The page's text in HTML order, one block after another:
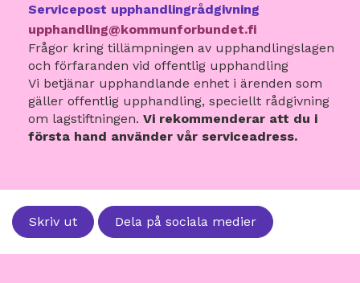
Servicepost upphandlingrådgivning
upphandling@kommunforbundet.fi
Frågor kring tillämpningen av upphandlingslagen
och förfaranden vid offentlig upphandling
Vi betjänar upphandlande enhet i ärenden som
gäller offentlig upphandling, speciellt rådgivning
om lagstiftningen. Vi rekommenderar att du i
första hand använder vår serviceadress.
Skriv ut Dela på sociala medier